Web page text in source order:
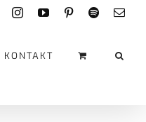
FacebookInstagramYouTubePinterestSpotify
KONTAKT